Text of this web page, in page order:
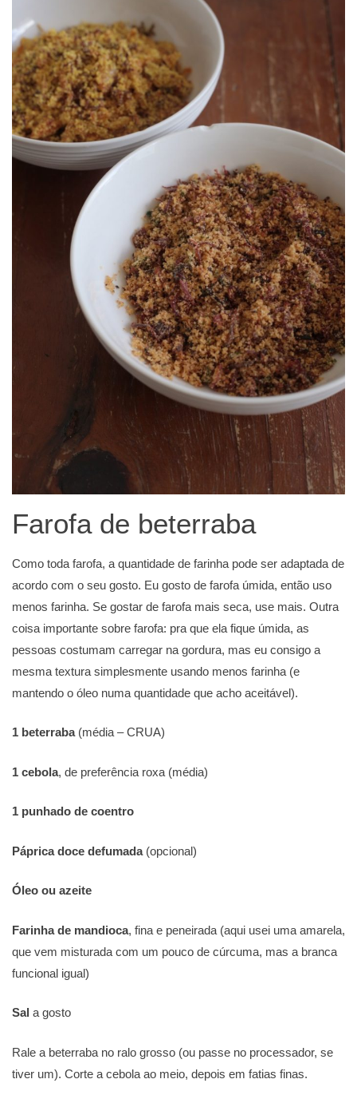
Farofa de beterraba
Como toda farofa, a quantidade de farinha pode ser adaptada de
acordo com o seu gosto. Eu gosto de farofa úmida, então uso
menos farinha. Se gostar de farofa mais seca, use mais. Outra
coisa importante sobre farofa: pra que ela fique úmida, as
pessoas costumam carregar na gordura, mas eu consigo a
mesma textura simplesmente usando menos farinha (e
mantendo o óleo numa quantidade que acho aceitável).
1 beterraba(média – CRUA)
1 cebola, de preferência roxa (média)
1 punhado de coentro
Páprica doce defumada(opcional)
Óleo ou azeite
Farinha de mandioca, fina e peneirada (aqui usei uma amarela,
que vem misturada com um pouco de cúrcuma, mas a branca
funcional igual)
Sal a gosto
Rale a beterraba no ralo grosso (ou passe no processador, se
tiver um). Corte a cebola ao meio, depois em fatias finas.